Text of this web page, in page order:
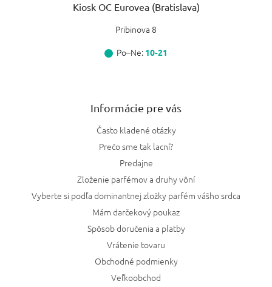
Kiosk OC Eurovea (Bratislava)
Pribinova 8
Po–Ne: 10-21
Informácie pre vás
Často kladené otázky
Prečo sme tak lacní?
Predajne
Zloženie parfémov a druhy vôní
Vyberte si podľa dominantnej zložky parfém vášho srdca
Mám darčekový poukaz
Spôsob doručenia a platby
Vrátenie tovaru
Obchodné podmienky
Veľkoobchod